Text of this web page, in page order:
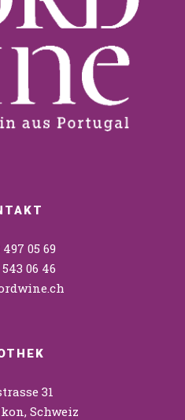
05 69
06 46
31
Schweiz